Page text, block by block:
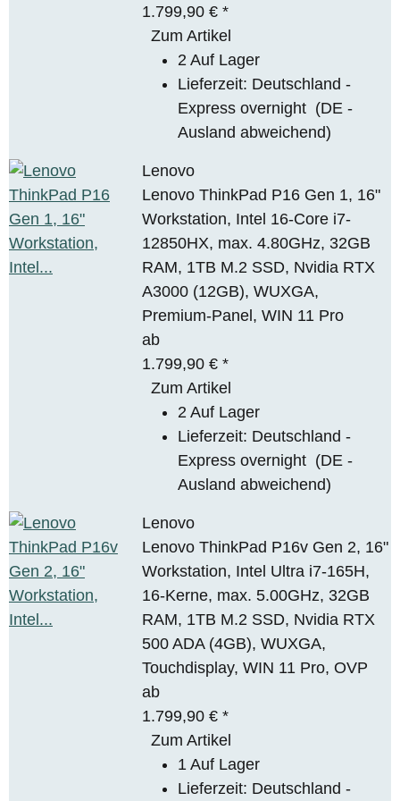
1.799,90 €*
Zum Artikel
2 Auf Lager
Lieferzeit: Deutschland -
Express overnight (DE -
Ausland abweichend)
Lenovo
Lenovo ThinkPad P16 Gen 1, 16"
Workstation, Intel 16-Core i7-
12850HX, max. 4.80GHz, 32GB
RAM, 1TB M.2 SSD, Nvidia RTX
A3000 (12GB), WUXGA,
Premium-Panel, WIN 11 Pro
ab
1.799,90 €*
Zum Artikel
2 Auf Lager
Lieferzeit: Deutschland -
Express overnight (DE -
Ausland abweichend)
Lenovo
Lenovo ThinkPad P16v Gen 2, 16"
Workstation, Intel Ultra i7-165H,
16-Kerne, max. 5.00GHz, 32GB
RAM, 1TB M.2 SSD, Nvidia RTX
500 ADA (4GB), WUXGA,
Touchdisplay, WIN 11 Pro, OVP
ab
1.799,90 €*
Zum Artikel
1 Auf Lager
Lieferzeit: Deutschland -